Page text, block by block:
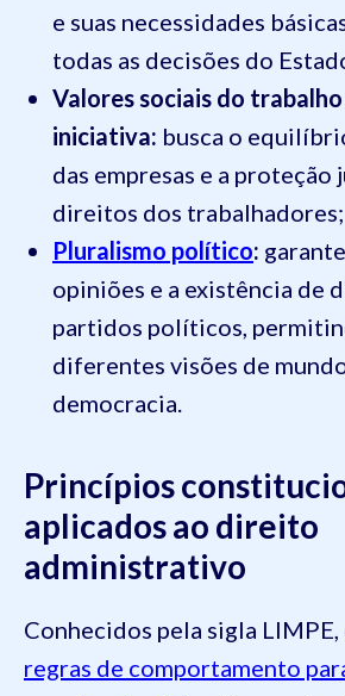
e suas necessidades
todas as decisões do
Valores sociais do
iniciativa: busca o
das empresas e a proteção
direitos dos trabalhadores;
Pluralismo político:
opiniões e a existência de
partidos políticos,
diferentes visões de
democracia.
Princípios
aplicados ao direito
administrativo
Conhecidos pela sigla LIMPE,
regras de comportamento